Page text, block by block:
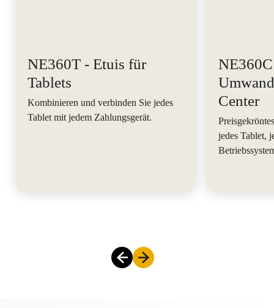
NE360T - Etuis für
Tablets
Kombinieren und verbinden Sie jedes
Tablet mit jedem Zahlungsgerät.
NE360C
Center
jedes Tablet,